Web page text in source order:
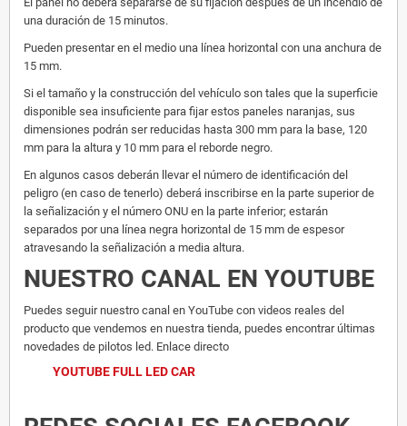
una duración de 15 minutos.
Pueden presentar en el medio una línea horizontal con una anchura de
15 mm.
Si el tamaño y la construcción del vehículo son tales que la superficie
disponible sea insuficiente para fijar estos paneles naranjas, sus
dimensiones podrán ser reducidas hasta 300 mm para la base, 120
mm para la altura y 10 mm para el reborde negro.
En algunos casos deberán llevar el número de identificación del
peligro (en caso de tenerlo) deberá inscribirse en la parte superior de
la señalización y el número ONU en la parte inferior; estarán
separados por una línea negra horizontal de 15 mm de espesor
atravesando la señalización a media altura.
NUESTRO CANAL EN YOUTUBE
Puedes seguir nuestro canal en YouTube con videos reales del
producto que vendemos en nuestra tienda, puedes encontrar últimas
novedades de pilotos led. Enlace directo
YOUTUBE FULL LED CAR